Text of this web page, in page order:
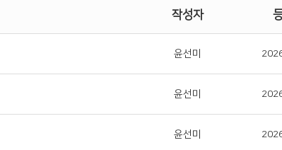
작성자
윤선미
윤선미
윤선미